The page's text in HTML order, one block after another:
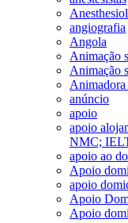
angiografia
Angola
Animação
Animação
anúncio
apoio
apoio
NMC;
apoio ao
Apoio
apoio
Apoio
Apoio